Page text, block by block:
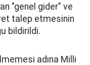
"genel gider" ve
talep etmesinin
bildirildi.
adına Milli